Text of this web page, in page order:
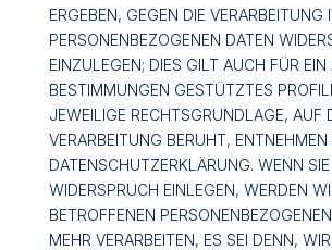
ERGEBEN, GEGEN DIE VERARBEITUNG
PERSONENBEZOGENEN DATEN
EINZULEGEN; DIES GILT AUCH FÜR EIN
BESTIMMUNGEN GESTÜTZTES
JEWEILIGE RECHTSGRUNDLAGE, AUF
VERARBEITUNG BERUHT, ENTNEHMEN
DATENSCHUTZERKLÄRUNG. WENN SIE
WIDERSPRUCH EINLEGEN, WERDEN
BETROFFENEN
MEHR VERARBEITEN, ES SEI DENN,